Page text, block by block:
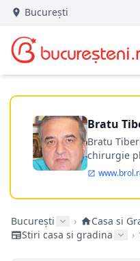
București
Bratu
doctor
Bratu
chirurgie
București › Casa si
Stiri casa si gradina
›